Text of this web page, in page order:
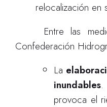
relocalización en
Entre las
Confederación
La
inundables.
provoca el